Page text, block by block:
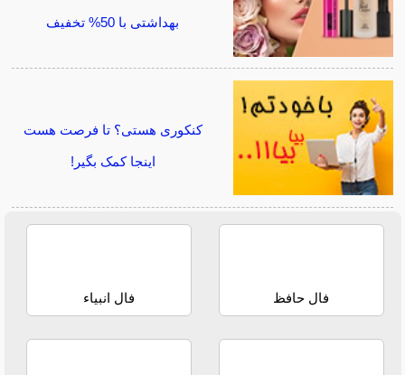
بهداشتی با 50% تخفیف
کنکوری هستی؟ تا فرصت هست
اینجا کمک بگیر!
فال حافظ فال انبیاء